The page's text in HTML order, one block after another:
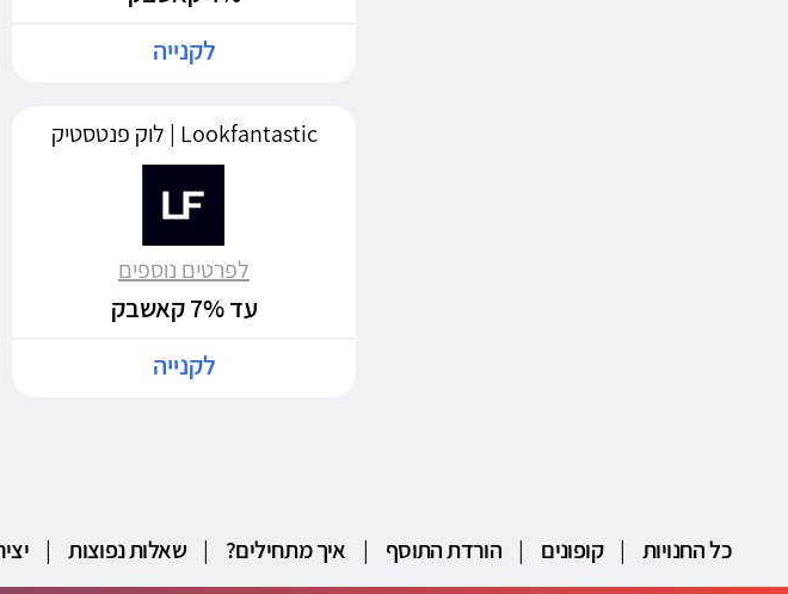
לקנייה
Lookfantastic | לוק פנטסטיק
לפרטים נוספים
עד 7% קאשבק
לקנייה
כל החנויות | קופונים | הורדת התוסף | איך מתחילים? | שאלות נפוצות |